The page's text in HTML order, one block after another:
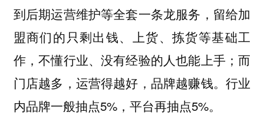
到后期运营维护等全套一条龙服务，留给加
盟商们的只剩出钱、上货、拣货等基础工
作，不懂行业、没有经验的人也能上手；而
门店越多，运营得越好，品牌越赚钱。行业
内品牌一般抽点5%，平台再抽点5%。